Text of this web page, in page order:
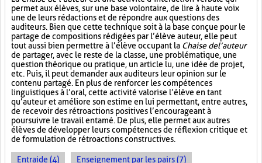
permet aux élèves, sur une base volontaire, de lire à haute voix
une de leurs rédactions et de répondre aux questions des
auditeurs. Bien que cette technique soit à la base conçue pour le
partage de compositions rédigées par l’élève auteur, elle peut
tout aussi bien permettre à l’élève occupant la Chaise de l’auteur
de partager, avec le reste de la classe, une problématique, une
question théorique ou pratique, un article lu, une idée de projet,
etc. Puis, il peut demander aux auditeurs leur opinion sur le
contenu partagé. En plus de renforcer les compétences
linguistiques à l’oral, cette activité valorise l’élève en tant
qu’auteur et améliore son estime en lui permettant, entre autres,
de recevoir des rétroactions positives l’encourageant à
poursuivre le travail entamé. De plus, elle permet aux autres
élèves de développer leurs compétences de réflexion critique et
de formulation de rétroactions constructives.
Entraide (4) Enseignement par les pairs (7)